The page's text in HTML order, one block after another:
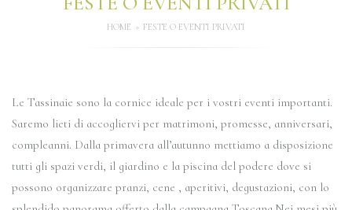
HOME FESTE O EVENTI PRIVATI
Le Tassinaie sono la cornice ideale per i vostri eventi importanti.
Saremo lieti di accogliervi per matrimoni, promesse, anniversari,
compleanni. Dalla primavera all’autunno mettiamo a disposizione
tutti gli spazi verdi, il giardino e la piscina del podere dove si
possono organizzare pranzi, cene , aperitivi, degustazioni, con lo